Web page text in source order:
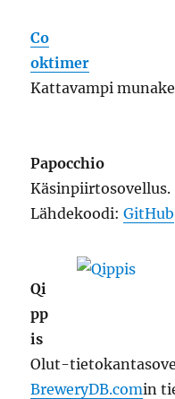
Co
oktimer
Kattavampi
Papocchio
Käsinpiirtosovellus.
Lähdekoodi:GitHub
Qi
pp
is
Olut-
BreweryDB.comin